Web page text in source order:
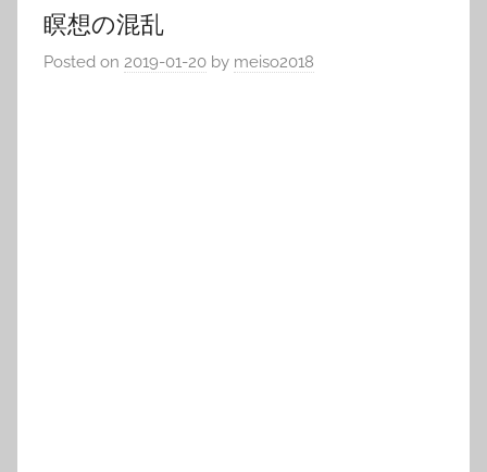
瞑想の混乱
Posted on 2019-01-20 by meiso2018